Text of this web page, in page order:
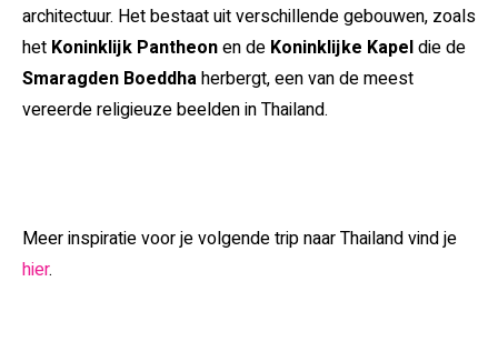
architectuur. Het bestaat uit verschillende gebouwen, zoals
het Koninklijk Pantheonen de Koninklijke Kapeldie de
Smaragden Boeddhaherbergt, een van de meest
vereerde religieuze beelden in Thailand.
Meer inspiratie voor je volgende trip naar Thailand vind je
hier.